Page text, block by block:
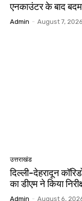
एनकाउंटर के बाद
Admin - August 7, 2026
उत्तराखंड
दिल्ली-देहरादून
का डीएम ने किया
Admin - August 6,